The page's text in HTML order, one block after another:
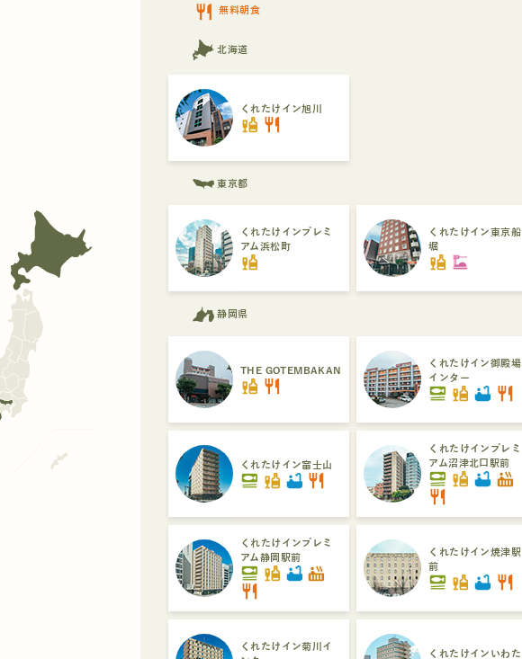
restaurant 無料朝食
北海道
くれたけイン旭川
liquor restaurant
東京都
くれたけインプレミ
アム浜松町
liquor
くれたけイン東京船
堀
liquor dinner_dining
静岡県
THE GOTEMBAKAN
liquor restaurant
くれたけイン御殿場
インター
set_meal liquor bathtub restaurant
くれたけイン富士山
set_meal liquor bathtub restaurant
くれたけインプレミ
アム沼津北口駅前
set_meal liquor bathtub hot_tub
restaurant
くれたけインプレミ
アム静岡駅前
set_meal liquor bathtub hot_tub
restaurant
くれたけイン焼津駅
前
set_meal liquor bathtub restaurant
くれたけイン菊川イ
くれたけインいわた